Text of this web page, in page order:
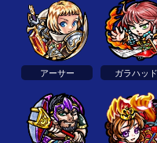
アーサー ガラハッド